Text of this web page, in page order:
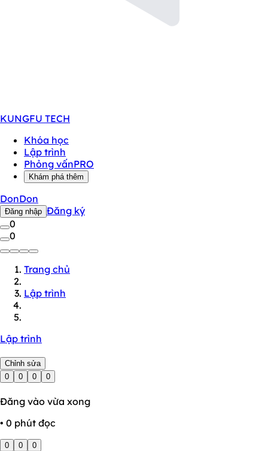
KUNGFU TECH
Khóa học
Lập trình
Phỏng vấnPRO
Khám phá thêm
DonDon
Đăng nhập Đăng ký
0
0
Trang chủ
Lập trình
Lập trình
Chỉnh sửa
0
0 0 0
Đăng vào vừa xong
• 0 phút đọc
0 0 0